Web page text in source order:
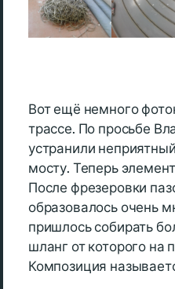
Вот ещё немного
трассе. По просьбе
устранили
мосту. Теперь
После фрезеровки
образовалось очень
пришлось собирать
шланг от которого на
Композиция